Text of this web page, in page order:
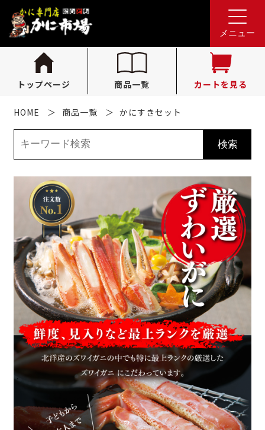
メニュー
トップページ 商品一覧 カートを見る
れんが亭へのお問い合わせ
tel.0796-36-1341
（受付時間 10:00〜16:00）
HOME 商品一覧 かにすきセット